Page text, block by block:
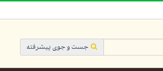
جست و جوی پیشرفته